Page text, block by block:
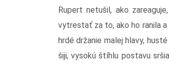
Rupert netušil, ako
vytrestať za to, ako ho ranila a
hrdé držanie malej hlavy,
šiji, vysokú štíhlu postavu